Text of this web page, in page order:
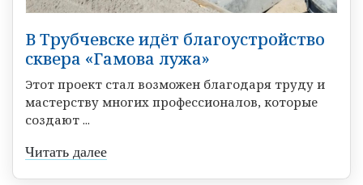
В Трубчевске идёт благоустройство
сквера «Гамова лужа»
Этот проект стал возможен благодаря труду и
мастерству многих профессионалов, которые
создают ...
Читать далее